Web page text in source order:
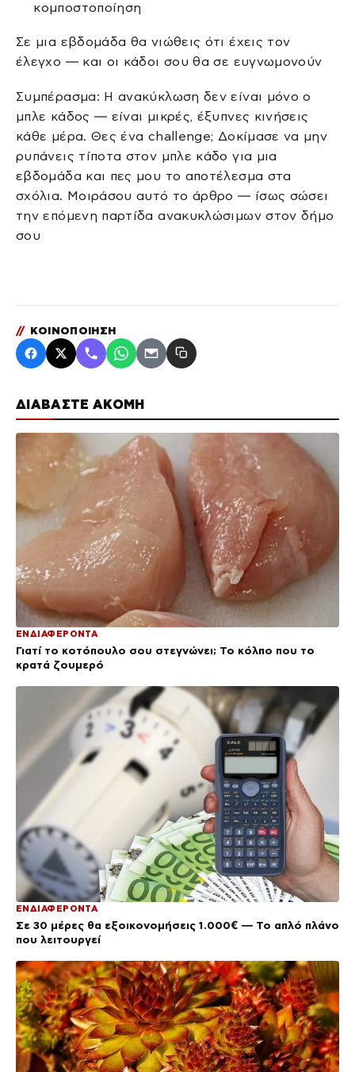
ΔΙΑΒΑΣΤΕ ΑΚΟΜΗ
ΕΝΔΙΑΦΕΡΟΝΤΑ
Γιατί το κοτόπουλο σου στεγνώνει; Το κόλπο που το
κρατά ζουμερό
ΕΝΔΙΑΦΕΡΟΝΤΑ
Σε 30 μέρες θα εξοικονομήσεις 1.000€ — Το απλό πλάνο
που λειτουργεί
κομποστοποίηση
Σε μια εβδομάδα θα νιώθεις ότι έχεις τον
έλεγχο — και οι κάδοι σου θα σε ευγνωμονούν
Συμπέρασμα: Η ανακύκλωση δεν είναι μόνο ο
μπλε κάδος — είναι μικρές, έξυπνες κινήσεις
κάθε μέρα. Θες ένα challenge; Δοκίμασε να μην
ρυπάνεις τίποτα στον μπλε κάδο για μια
εβδομάδα και πες μου το αποτέλεσμα στα
σχόλια. Μοιράσου αυτό το άρθρο — ίσως σώσει
την επόμενη παρτίδα ανακυκλώσιμων στον δήμο
σου
// ΚΟΙΝΟΠΟΙΗΣΗ